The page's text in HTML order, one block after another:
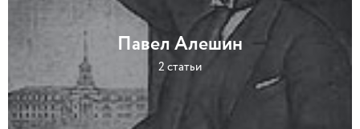
Павел Алешин
2 статьи